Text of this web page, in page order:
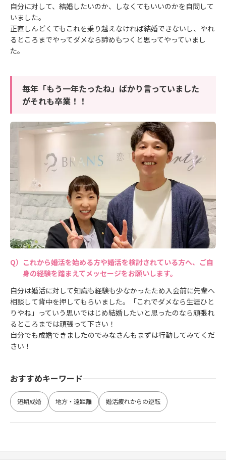
自分に対して、結婚したいのか、しなくてもいいのかを自問して
いました。
正直しんどくてもこれを乗り越えなければ結婚できないし、やれ
るところまでやってダメなら諦めもつくと思ってやっていまし
た。
毎年「もう一年たったね」ばかり言っていました
がそれも卒業！！
これから婚活を始める方や婚活を検討されている方へ、ご自
身の経験を踏まえてメッセージをお願いします。
自分は婚活に対して知識も経験も少なかったため入会前に先輩へ
相談して背中を押してもらいました。「これでダメなら生涯ひと
りやね」っていう思いではじめ結婚したいと思ったのなら頑張れ
るところまでは頑張って下さい！
自分でも成婚できましたのでみなさんもまずは行動してみてくだ
さい！
おすすめキーワード
短期成婚 地方・遠距離 婚活疲れからの逆転